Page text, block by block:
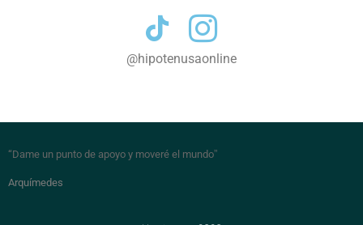
@hipotenusaonline
“Dame un punto de apoyo y moveré el mundo”
Arquímedes